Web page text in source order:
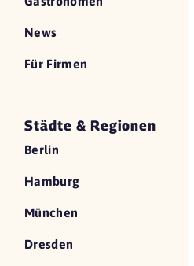
News
Für Firmen
Städte & Regionen
Berlin
Hamburg
München
Dresden